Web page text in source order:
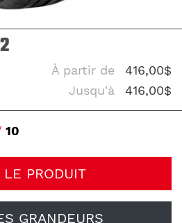
À partir de
416,00$
Jusqu'à
416,00$
10
LE PRODUIT
GRANDEURS